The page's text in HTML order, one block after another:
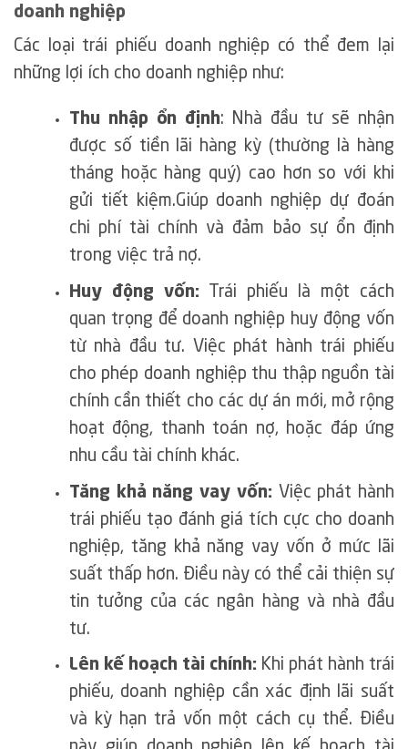
doanh nghiệp
Các loại trái phiếu doanh nghiệp có thể đem lại
những lợi ích cho doanh nghiệp như:
Thu nhập ổn định: Nhà đầu tư sẽ nhận
được số tiền lãi hàng kỳ (thường là hàng
tháng hoặc hàng quý) cao hơn so với khi
gửi tiết kiệm.Giúp doanh nghiệp dự đoán
chi phí tài chính và đảm bảo sự ổn định
trong việc trả nợ.
Huy động vốn: Trái phiếu là một cách
quan trọng để doanh nghiệp huy động vốn
từ nhà đầu tư. Việc phát hành trái phiếu
cho phép doanh nghiệp thu thập nguồn tài
chính cần thiết cho các dự án mới, mở rộng
hoạt động, thanh toán nợ, hoặc đáp ứng
nhu cầu tài chính khác.
Tăng khả năng vay vốn: Việc phát hành
trái phiếu tạo đánh giá tích cực cho doanh
nghiệp, tăng khả năng vay vốn ở mức lãi
suất thấp hơn. Điều này có thể cải thiện sự
tin tưởng của các ngân hàng và nhà đầu
tư.
Lên kế hoạch tài chính: Khi phát hành trái
phiếu, doanh nghiệp cần xác định lãi suất
và kỳ hạn trả vốn một cách cụ thể. Điều